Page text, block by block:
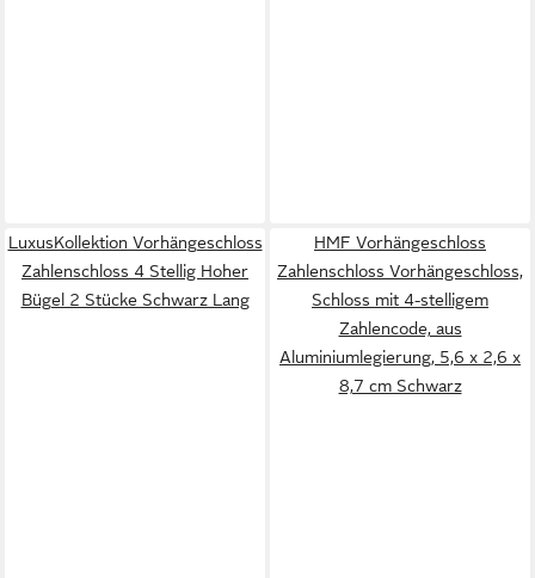
LuxusKollektion Vorhängeschloss
Zahlenschloss 4 Stellig Hoher
Bügel 2 Stücke Schwarz Lang
HMF Vorhängeschloss
Zahlenschloss Vorhängeschloss,
Schloss mit 4-stelligem
Zahlencode, aus
Aluminiumlegierung, 5,6 x 2,6 x
8,7 cm Schwarz